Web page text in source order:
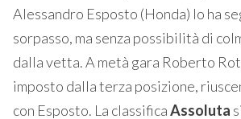
Alessandro Esposto (Honda) lo ha
sorpasso, ma senza possibilità di
dalla vetta. A metà gara Roberto
imposto dalla terza posizione,
con Esposto. La classificaAssoluta